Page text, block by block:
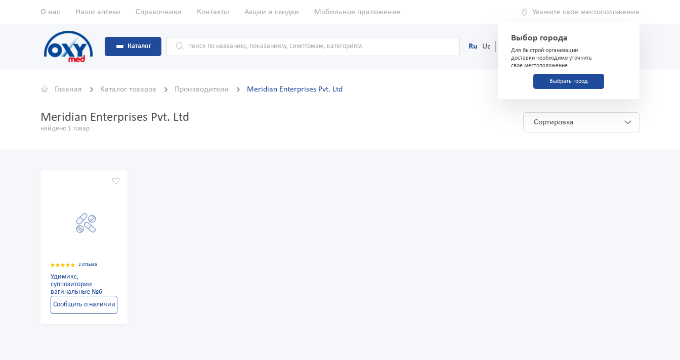
О нас Наши аптеки Справочники Контакты Акции и скидки Мобильное приложение Укажите свое местоположение
Выбор города
Для быстрой организации
доставки необходимо уточнить
свое местоположение
Выбрать город
Каталог Ru Uz (71) 200-03-03
Главная Каталог товаров Производители Meridian Enterprises Pvt. Ltd
Meridian Enterprises Pvt. Ltd
найдено 1 товар
Сортировка
2 отзыва
Удимикс,
суппозитории
вагинальные №6
Сообщить о наличии